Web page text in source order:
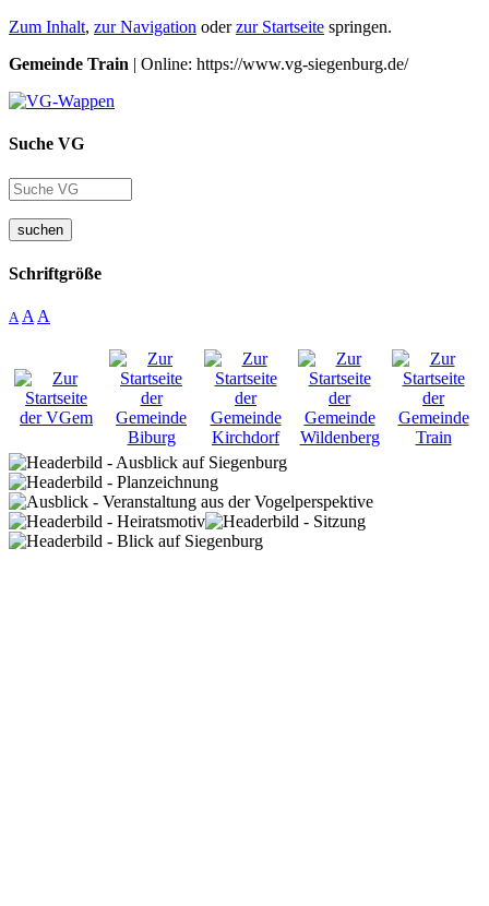
Zum Inhalt, zur Navigation oderzur Startseite springen.
Gemeinde Train | Online: https://www.vg-siegenburg.de/
Suche VG
suchen
Schriftgröße
A A A